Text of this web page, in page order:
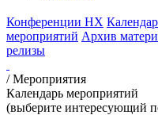
Конференции НХ
мероприятий Архив
релизы
/Мероприятия
Календарь мероприятий
(выберите интересующий